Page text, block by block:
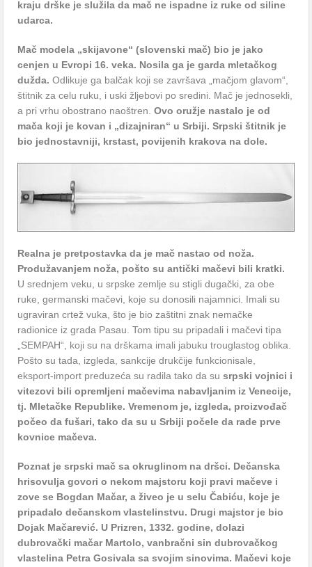
kraju drške je služila da mač ne ispadne iz ruke od siline
udarca.
Mač modela „skijavone“ (slovenski mač) bio je jako
cenjen u Evropi 16. veka. Nosila ga je garda mletačkog
dužda. Odlikuje ga balčak koji se završava „mačjom glavom“,
štitnik za celu ruku, i uski žljebovi po sredini. Mač je jednosekli,
a pri vrhu obostrano naoštren.Ovo oružje nastalo je od
mača koji je kovan i „dizajniran“ u Srbiji. Srpski štitnik je
bio jednostavniji, krstast, povijenih krakova na dole.
Realna je pretpostavka da je mač nastao od noža.
Produžavanjem noža, pošto su antički mačevi bili kratki.
U srednjem veku, u srpske zemlje su stigli dugački, za obe
ruke, germanski mačevi, koje su donosili najamnici. Imali su
ugraviran crtež vuka, što je bio zaštitni znak nemačke
radionice iz grada Pasau. Tom tipu su pripadali i mačevi tipa
„SEMPAH“, koji su na drškama imali jabuku trouglastog oblika.
Pošto su tada, izgleda, sankcije drukčije funkcionisale,
eksport-import preduzeća su radila tako da su srpski vojnici i
vitezovi bili opremljeni mačevima nabavljanim iz Venecije,
tj. Mletačke Republike. Vremenom je, izgleda, proizvođač
počeo da fušari, tako da su u Srbiji počele da rade prve
kovnice mačeva.
Poznat je srpski mač sa okruglinom na dršci. Dečanska
hrisovulja govori o nekom majstoru koji pravi mačeve i
zove se Bogdan Mačar, a živeo je u selu Čabiću, koje je
pripadalo dečanskom vlastelinstvu. Drugi majstor je bio
Dojak Mačarević. U Prizren, 1332. godine, dolazi
dubrovački mačar Martolo, vanbračni sin dubrovačkog
vlastelina Petra Gosivala sa svojim sinovima. Mačevi koje